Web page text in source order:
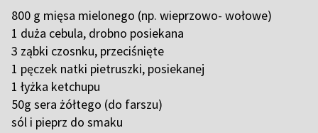
800 g mięsa mielonego (np. wieprzowo- wołowe)
1 duża cebula, drobno posiekana
3 ząbki czosnku, przeciśnięte
1 pęczek natki pietruszki, posiekanej
1 łyżka ketchupu
50g sera żółtego (do farszu)
sól i pieprz do smaku